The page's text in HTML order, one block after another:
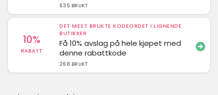
635 BRUKT
10%
RABATT
DET MEST BRUKTE KODEORDET I LIGNENDE
BUTIKKER
Få 10% avslag på hele kjøpet med
denne rabattkode
268 BRUKT